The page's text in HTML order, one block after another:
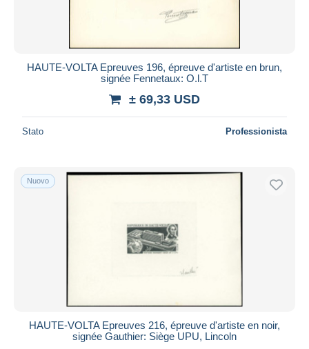
HAUTE-VOLTA Epreuves 196, épreuve d'artiste en brun,
signée Fennetaux: O.l.T
± 69,33 USD
Stato Professionista
Nuovo
HAUTE-VOLTA Epreuves 216, épreuve d'artiste en noir,
signée Gauthier: Siège UPU, Lincoln